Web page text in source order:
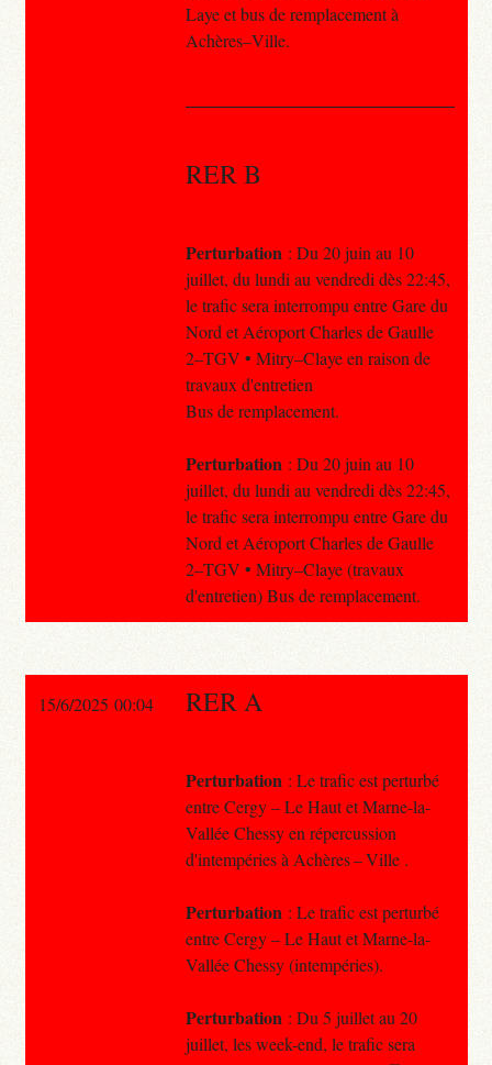
Laye et bus de remplacement à
Achères–Ville.
RER B
Perturbation : Du 20 juin au 10
juillet, du lundi au vendredi dès 22:45,
le trafic sera interrompu entre Gare du
Nord et Aéroport Charles de Gaulle
2–TGV • Mitry–Claye en raison de
travaux d'entretien
Bus de remplacement.
Perturbation : Du 20 juin au 10
juillet, du lundi au vendredi dès 22:45,
le trafic sera interrompu entre Gare du
Nord et Aéroport Charles de Gaulle
2–TGV • Mitry–Claye (travaux
d'entretien) Bus de remplacement.
15/6/2025 00:04 RER A
Perturbation : Le trafic est perturbé
entre Cergy – Le Haut et Marne-la-
Vallée Chessy en répercussion
d'intempéries à Achères – Ville .
Perturbation : Le trafic est perturbé
entre Cergy – Le Haut et Marne-la-
Vallée Chessy (intempéries).
Perturbation : Du 5 juillet au 20
juillet, les week-end, le trafic sera